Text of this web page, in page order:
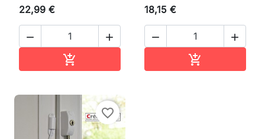
22,99 €
 

18,15 €
 

favorite_border